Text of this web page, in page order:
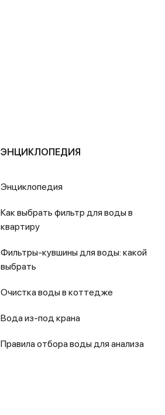
ЭНЦИКЛОПЕДИЯ
Энциклопедия
Как выбрать фильтр для воды в
квартиру
Фильтры-кувшины для воды: какой
выбрать
Очистка воды в коттедже
Вода из-под крана
Правила отбора воды для анализа